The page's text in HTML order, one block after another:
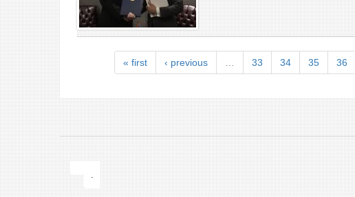
« first ‹ previous 33 34 35 36